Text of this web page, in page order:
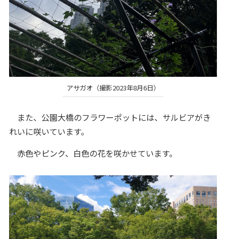
アサガオ（撮影2023年8月6日）
また、公園大橋のフラワーポットには、サルビアがき
れいに咲いています。
赤色やピンク、白色の花を咲かせています。